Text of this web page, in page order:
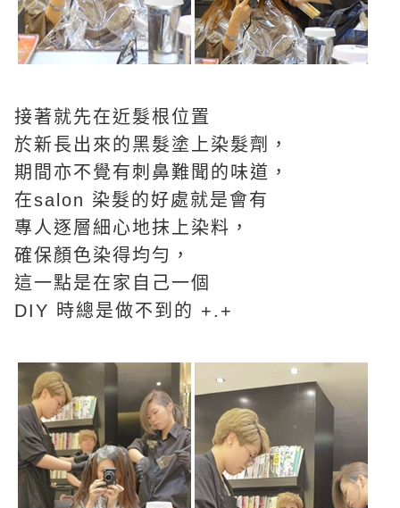
接著就先在近髮根位置
於新長出來的黑髮塗上染髮劑，
期間亦不覺有刺鼻難聞的味道，
在salon 染髮的好處就是會有
專人逐層細心地抹上染料，
確保顏色染得均勻，
這一點是在家自己一個
DIY 時總是做不到的 +.+